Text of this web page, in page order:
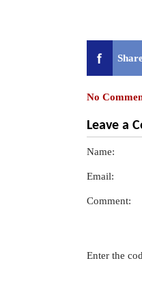
No
Leave a
Name:
Email:
Comment:
Enter the